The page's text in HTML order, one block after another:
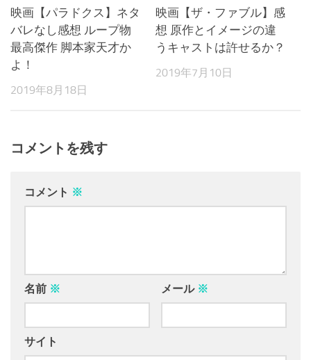
映画【パラドクス】ネタ
バレなし感想 ループ物
最高傑作 脚本家天才か
よ！
2019年8月18日
映画【ザ・ファブル】感
想 原作とイメージの違
うキャストは許せるか？
2019年7月10日
コメントを残す
コメント ※
名前 ※ メール ※
サイト